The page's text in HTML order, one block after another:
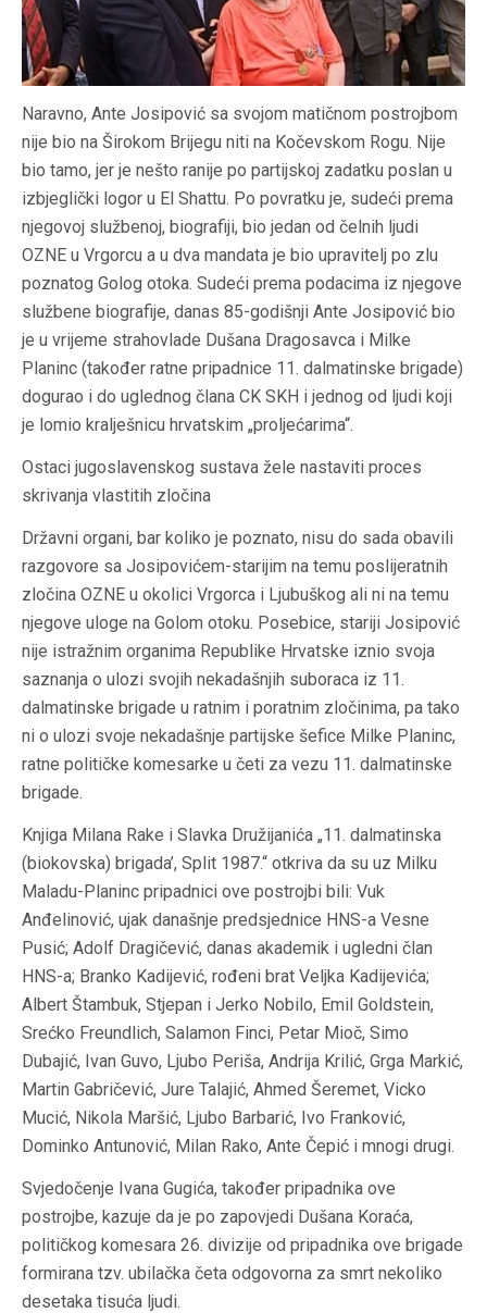
Naravno, Ante Josipović sa svojom matičnom postrojbom
nije bio na Širokom Brijegu niti na Kočevskom Rogu. Nije
bio tamo, jer je nešto ranije po partijskoj zadatku poslan u
izbjeglički logor u El Shattu. Po povratku je, sudeći prema
njegovoj službenoj, biografiji, bio jedan od čelnih ljudi
OZNE u Vrgorcu a u dva mandata je bio upravitelj po zlu
poznatog Golog otoka. Sudeći prema podacima iz njegove
službene biografije, danas 85-godišnji Ante Josipović bio
je u vrijeme strahovlade Dušana Dragosavca i Milke
Planinc (također ratne pripadnice 11. dalmatinske brigade)
dogurao i do uglednog člana CK SKH i jednog od ljudi koji
je lomio kralješnicu hrvatskim „proljećarima“.
Ostaci jugoslavenskog sustava žele nastaviti proces
skrivanja vlastitih zločina
Državni organi, bar koliko je poznato, nisu do sada obavili
razgovore sa Josipovićem-starijim na temu poslijeratnih
zločina OZNE u okolici Vrgorca i Ljubuškog ali ni na temu
njegove uloge na Golom otoku. Posebice, stariji Josipović
nije istražnim organima Republike Hrvatske iznio svoja
saznanja o ulozi svojih nekadašnjih suboraca iz 11.
dalmatinske brigade u ratnim i poratnim zločinima, pa tako
ni o ulozi svoje nekadašnje partijske šefice Milke Planinc,
ratne političke komesarke u četi za vezu 11. dalmatinske
brigade.
Knjiga Milana Rake i Slavka Družijanića „11. dalmatinska
(biokovska) brigada’, Split 1987.“ otkriva da su uz Milku
Maladu-Planinc pripadnici ove postrojbi bili: Vuk
Anđelinović, ujak današnje predsjednice HNS-a Vesne
Pusić; Adolf Dragičević, danas akademik i ugledni član
HNS-a; Branko Kadijević, rođeni brat Veljka Kadijevića;
Albert Štambuk, Stjepan i Jerko Nobilo, Emil Goldstein,
Srećko Freundlich, Salamon Finci, Petar Mioč, Simo
Dubajić, Ivan Guvo, Ljubo Periša, Andrija Krilić, Grga Markić,
Martin Gabričević, Jure Talajić, Ahmed Šeremet, Vicko
Mucić, Nikola Maršić, Ljubo Barbarić, Ivo Franković,
Dominko Antunović, Milan Rako, Ante Čepić i mnogi drugi.
Svjedočenje Ivana Gugića, također pripadnika ove
postrojbe, kazuje da je po zapovjedi Dušana Koraća,
političkog komesara 26. divizije od pripadnika ove brigade
formirana tzv. ubilačka četa odgovorna za smrt nekoliko
desetaka tisuća ljudi.